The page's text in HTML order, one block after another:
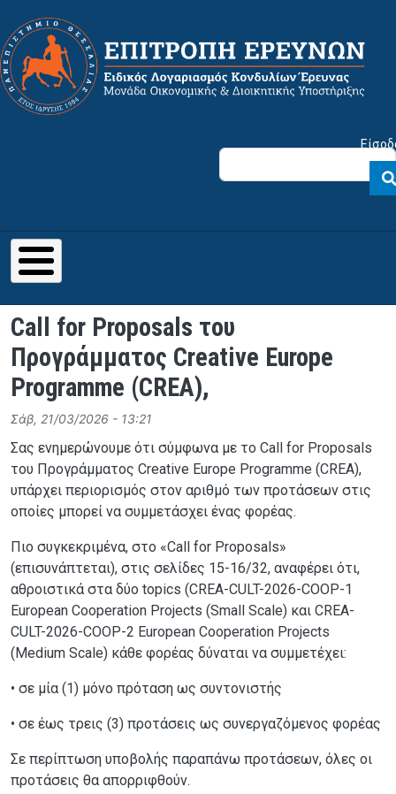
Call for Proposals του
Προγράμματος Creative Europe
Programme (CREA),
Σάβ, 21/03/2026 - 13:21
Σας ενημερώνουμε ότι σύμφωνα με το Call for Proposals
του Προγράμματος Creative Europe Programme (CREA),
υπάρχει περιορισμός στον αριθμό των προτάσεων στις
οποίες μπορεί να συμμετάσχει ένας φορέας.
Πιο συγκεκριμένα, στο «Call for Proposals»
(επισυνάπτεται), στις σελίδες 15-16/32, αναφέρει ότι,
αθροιστικά στα δύο topics (CREA-CULT-2026-COOP-1
European Cooperation Projects (Small Scale) και CREA-
CULT-2026-COOP-2 European Cooperation Projects
(Medium Scale) κάθε φορέας δύναται να συμμετέχει:
• σε μία (1) μόνο πρόταση ως συντονιστής
• σε έως τρεις (3) προτάσεις ως συνεργαζόμενος φορέας
Σε περίπτωση υποβολής παραπάνω προτάσεων, όλες οι
προτάσεις θα απορριφθούν.